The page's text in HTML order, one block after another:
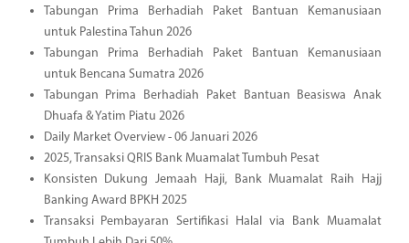
Tabungan Prima Berhadiah Paket Bantuan Kemanusiaan
untuk Palestina Tahun 2026
Tabungan Prima Berhadiah Paket Bantuan Kemanusiaan
untuk Bencana Sumatra 2026
Tabungan Prima Berhadiah Paket Bantuan Beasiswa Anak
Dhuafa & Yatim Piatu 2026
Daily Market Overview - 06 Januari 2026
2025, Transaksi QRIS Bank Muamalat Tumbuh Pesat
Konsisten Dukung Jemaah Haji, Bank Muamalat Raih Hajj
Banking Award BPKH 2025
Transaksi Pembayaran Sertifikasi Halal via Bank Muamalat